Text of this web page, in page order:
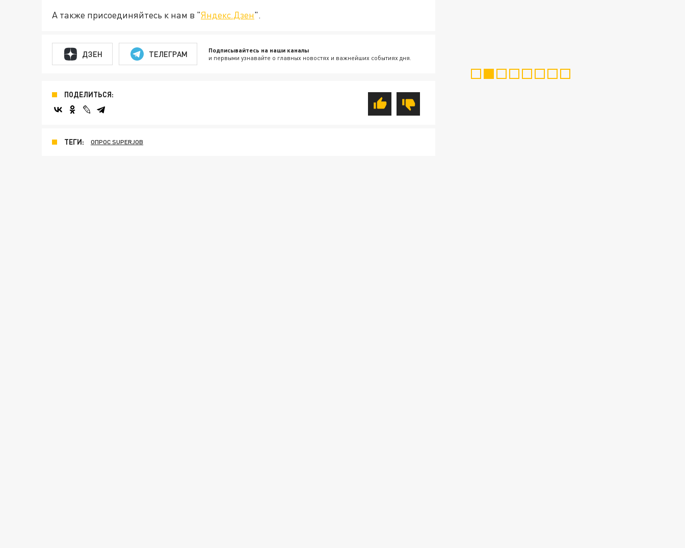
А также присоединяйтесь к нам в "Яндекс.Дзен".
ДЗЕН ТЕЛЕГРАМ Подписывайтесь на наши каналы
и первыми узнавайте о главных новостях и важнейших событиях дня.
ПОДЕЛИТЬСЯ:
ТЕГИ: ОПРОС SUPERJOB